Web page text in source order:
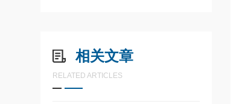
相关文章
RELATED ARTICLES